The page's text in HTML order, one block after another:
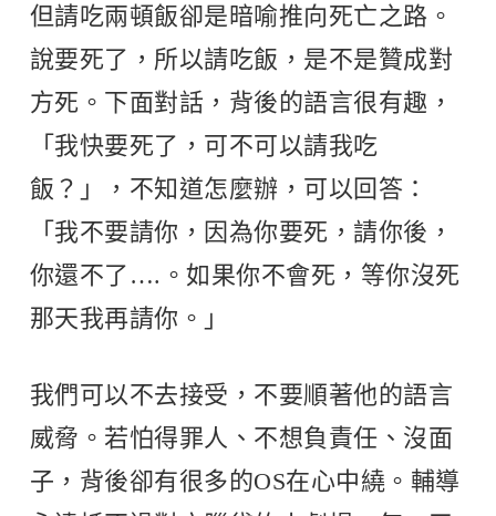
但請吃兩頓飯卻是暗喻推向死亡之路。
說要死了，所以請吃飯，是不是贊成對
方死。下面對話，背後的語言很有趣，
「我快要死了，可不可以請我吃
飯？」，不知道怎麼辦，可以回答：
「我不要請你，因為你要死，請你後，
你還不了….。如果你不會死，等你沒死
那天我再請你。」
我們可以不去接受，不要順著他的語言
威脅。若怕得罪人、不想負責任、沒面
子，背後卻有很多的OS在心中繞。輔導